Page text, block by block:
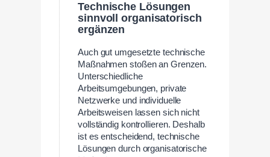
Technische Lösungen
sinnvoll organisatorisch
ergänzen
Auch gut umgesetzte technische
Maßnahmen stoßen an Grenzen.
Unterschiedliche
Arbeitsumgebungen, private
Netzwerke und individuelle
Arbeitsweisen lassen sich nicht
vollständig kontrollieren. Deshalb
ist es entscheidend, technische
Lösungen durch organisatorische